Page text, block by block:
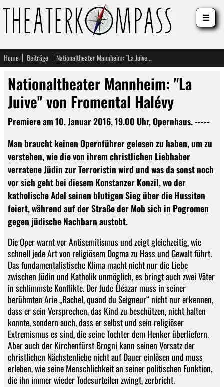
Home Beiträge Nationaltheater Mannheim: "La Juive" von Fromental Halévy
Nationaltheater Mannheim: "La
Juive" von Fromental Halévy
Premiere am 10. Januar 2016, 19.00 Uhr, Opernhaus. -----
Man braucht keinen Opernführer gelesen zu haben, um zu
verstehen, wie die von ihrem christlichen Liebhaber
verratene Jüdin zur Terroristin wird und was da sonst noch
vor sich geht bei diesem Konstanzer Konzil, wo der
katholische Adel seinen blutigen Sieg über die Hussiten
feiert, während auf der Straße der Mob sich in Pogromen
gegen jüdische Nachbarn austobt.
Die Oper warnt vor Antisemitismus und zeigt gleichzeitig, wie
schnell jede Art von religiösem Dogma zu Hass und Gewalt führt.
Das fundamentalistische Klima macht nicht nur die Liebe
zwischen Jüdin und Katholik unmöglich, es bringt auch zwei Väter
in schlimmste Konflikte. Der Jude Éléazar muss in seiner
berühmten Arie „Rachel, quand du Seigneur“ nicht nur erkennen,
dass er sein Versprechen, das Kind zu beschützen, nicht halten
konnte, sondern auch, dass er selbst und sein religiöser
Extremismus es sind, die seine Tochter dem Henker überliefern.
Aber auch der Kirchenfürst Brogni kann seinen Vorsatz der
christlichen Nächstenliebe nicht auf Dauer einlösen und muss
erleben, wie seine Menschlichkeit an seiner politischen Funktion,
die ihn immer wieder Todesurteilen zwingt, zerbricht.
☰